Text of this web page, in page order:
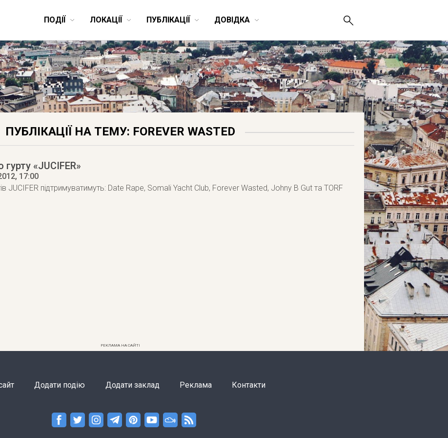
ПОДІЇ ЛОКАЦІЇ ПУБЛІКАЦІЇ ДОВІДКА
ПУБЛІКАЦІЇ НА ТЕМУ: FOREVER WASTED
«JUCIFER»
, 17:00
JUCIFER підтримуватимуть: Date Rape, Somali Yacht Club, Forever Wasted, Johny B Gut та TORF
РЕКЛАМА НА САЙТІ
Додати подію Додати заклад Реклама Контакти